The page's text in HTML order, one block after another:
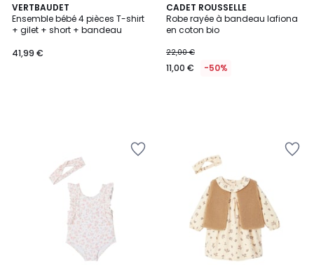
VERTBAUDET
Ensemble bébé 4 pièces T-shirt
+ gilet + short + bandeau
41,99 €
CADET ROUSSELLE
Robe rayée à bandeau lafiona
en coton bio
22,00 €
11,00 € -50%